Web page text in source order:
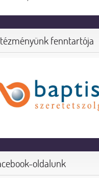
fenntartója
oldalunk